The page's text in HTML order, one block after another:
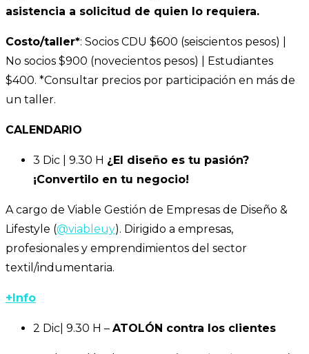
asistencia a solicitud de quien lo requiera.
Costo/taller*: Socios CDU $600 (seiscientos pesos) |
No socios $900 (novecientos pesos) | Estudiantes
$400. *Consultar precios por participación en más de
un taller.
CALENDARIO
3 Dic | 9.30 H ¿El diseño es tu pasión?
¡Convertilo en tu negocio!
A cargo de Viable Gestión de Empresas de Diseño &
Lifestyle (@viableuy). Dirigido a empresas,
profesionales y emprendimientos del sector
textil/indumentaria.
+Info
2 Dic| 9.30 H – ATOLÓN contra los clientes